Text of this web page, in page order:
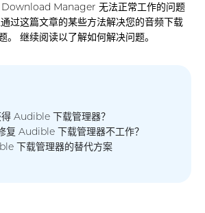
Manager 无法正常工作的问题
过这篇文章的某些方法解决您的音频下载
。 继续阅读以了解如何解决问题。
Audible 下载管理器？
复 Audible 下载管理器不工作？
下载管理器的替代方案